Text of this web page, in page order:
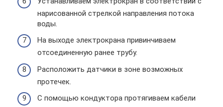
нарисованной стрелкой направления потока
воды.
На выходе электрокрана привинчиваем
отсоединенную ранее трубу.
Расположить датчики в зоне возможных
протечек.
С помощью кондуктора протягиваем кабели